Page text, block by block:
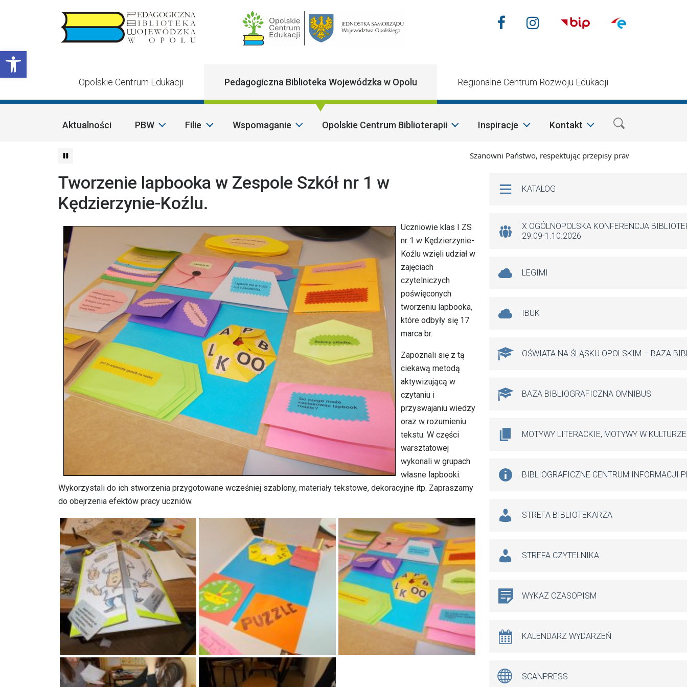
Otwórz pasek narzędzi
Main Navigation
Nasze media
FacebookInstagram
Opolskie Centrum Edukacji Pedagogiczna Biblioteka Wojewódzka w Opolu Regionalne Centrum Rozwoju Edukacji
Aktualności PBW Filie Wspomaganie Opolskie Centrum Biblioterapii Inspiracje Kontakt
Szanowni Państwo, respektując przepisy prawa i mając na
Tworzenie lapbooka w Zespole Szkół nr 1 w
Kędzierzynie-Koźlu.
Uczniowie klas I ZS
nr 1 w Kędzierzynie-
Koźlu wzięli udział w
zajęciach
czytelniczych
poświęconych
tworzeniu lapbooka,
które odbyły się 17
marca br.
Zapoznali się z tą
ciekawą metodą
aktywizującą w
czytaniu i
przyswajaniu wiedzy
oraz w rozumieniu
tekstu. W części
warsztatowej
wykonali w grupach
własne lapbooki.
Wykorzystali do ich stworzenia przygotowane wcześniej szablony, materiały tekstowe, dekoracyjne itp. Zapraszamy
do obejrzenia efektów pracy uczniów.
Na skróty
KATALOG
X OGÓLNOPOLSKA KONFERENCJA
29.09-1.10.2026
LEGIMI
IBUK
OŚWIATA NA ŚLĄSKU OPOLSKIM – BAZA
BAZA BIBLIOGRAFICZNA OMNIBUS
MOTYWY LITERACKIE, MOTYWY W KULTURZE
BIBLIOGRAFICZNE CENTRUM INFORMACJI
STREFA BIBLIOTEKARZA
STREFA CZYTELNIKA
WYKAZ CZASOPISM
KALENDARZ WYDARZEŃ
SCANPRESS